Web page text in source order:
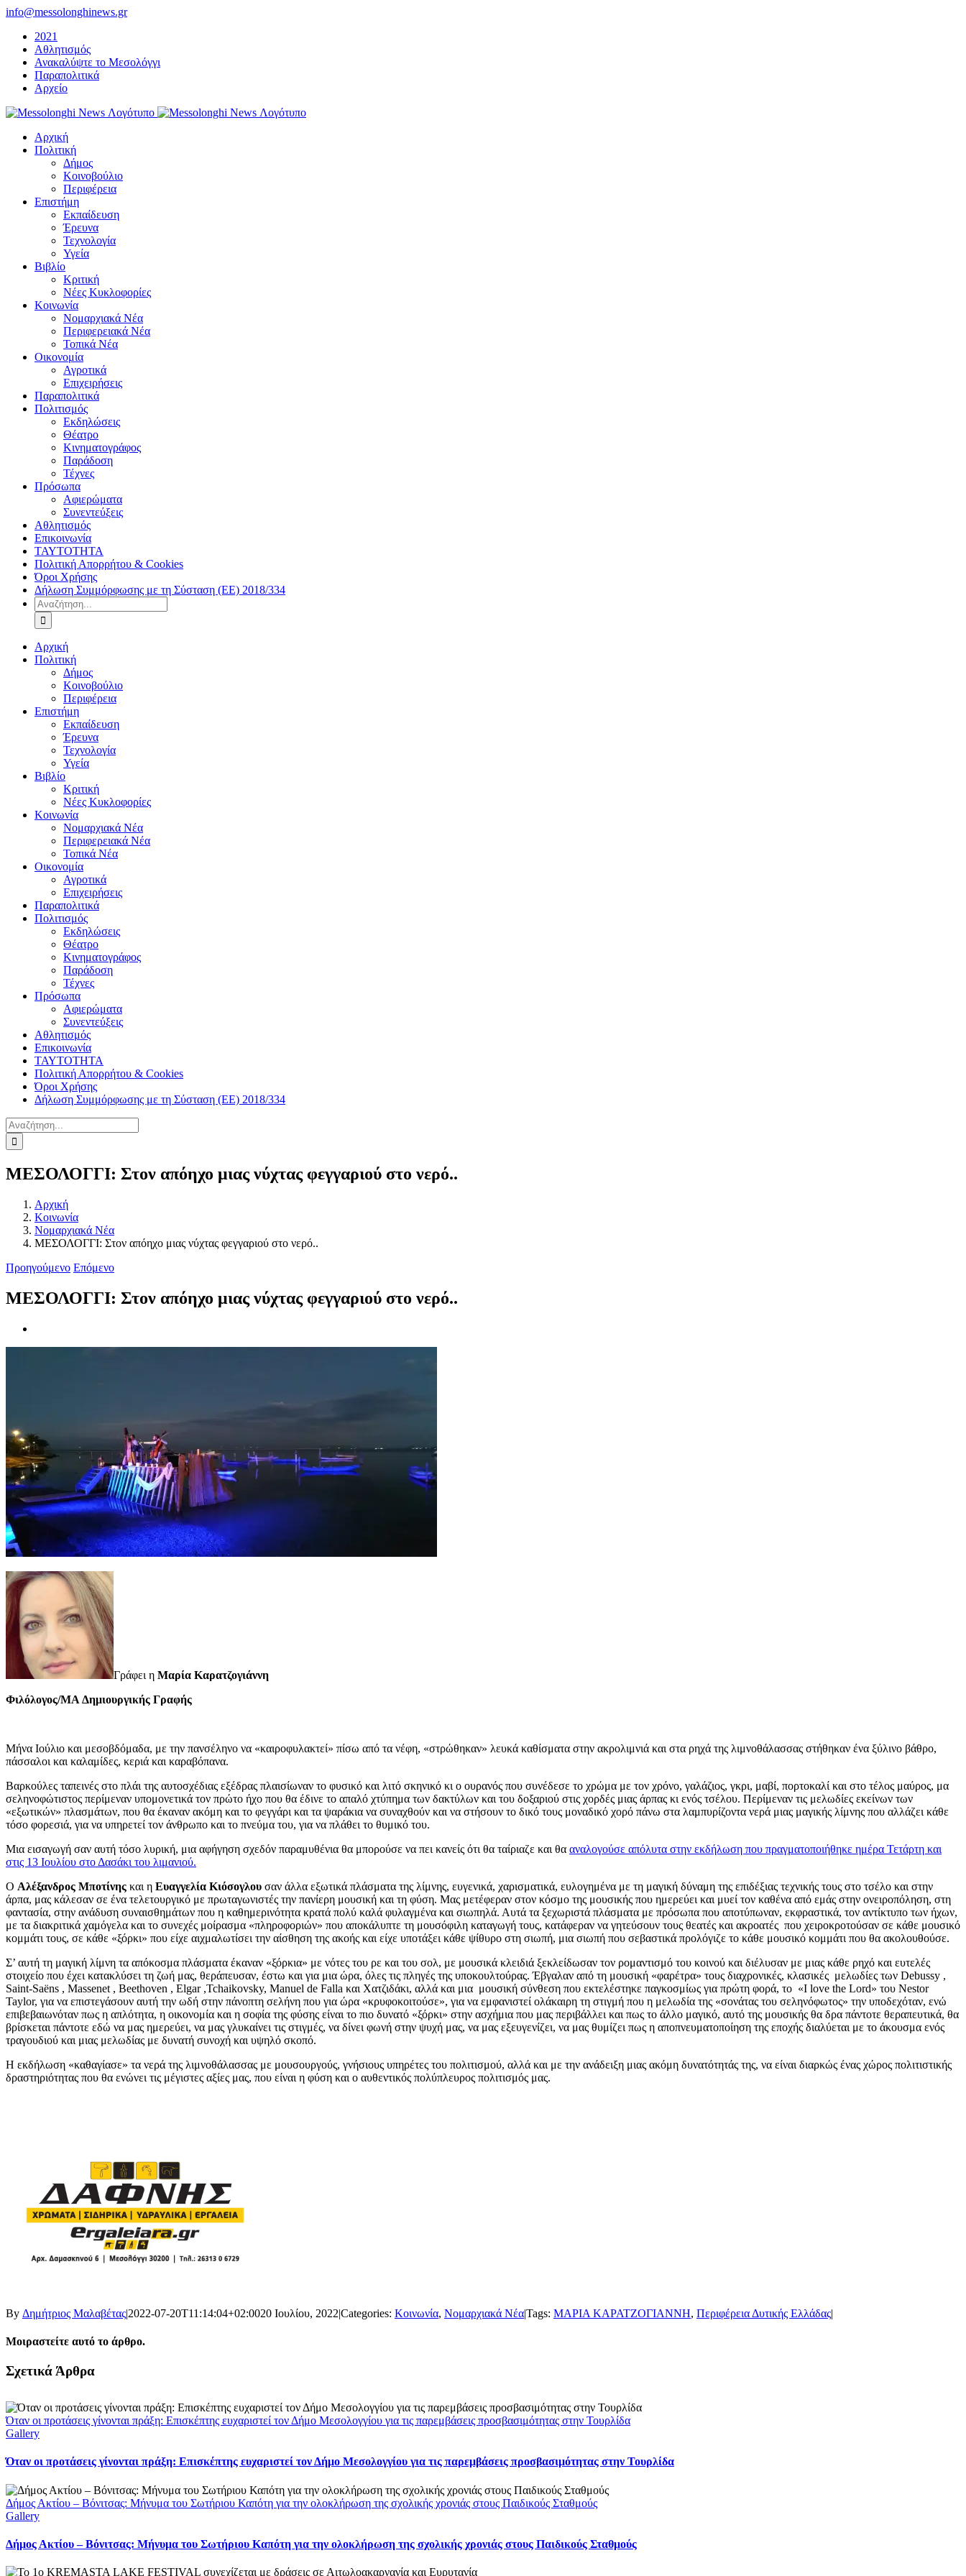
Μετάβαση
περιεχόμενο
info@messolonghinews.gr
2021
Αθλητισμός
Ανακαλύψτε το Μεσολόγγι
Παραπολιτικά
Αρχείο
Αρχική
Πολιτική
Δήμος
Κοινοβούλιο
Περιφέρεια
Επιστήμη
Εκπαίδευση
Έρευνα
Τεχνολογία
Υγεία
Βιβλίο
Κριτική
Νέες Κυκλοφορίες
Κοινωνία
Νομαρχιακά Νέα
Περιφερειακά Νέα
Τοπικά Νέα
Οικονομία
Αγροτικά
Επιχειρήσεις
Παραπολιτικά
Πολιτισμός
Εκδηλώσεις
Θέατρο
Κινηματογράφος
Παράδοση
Τέχνες
Πρόσωπα
Αφιερώματα
Συνεντεύξεις
Αθλητισμός
Επικοινωνία
ΤΑΥΤΟΤΗΤΑ
Πολιτική Απορρήτου & Cookies
Όροι Χρήσης
Δήλωση Συμμόρφωσης με τη Σύσταση (ΕΕ) 2018/334
Αναζήτηση
για:
Αρχική
Πολιτική
Δήμος
Κοινοβούλιο
Περιφέρεια
Επιστήμη
Εκπαίδευση
Έρευνα
Τεχνολογία
Υγεία
Βιβλίο
Κριτική
Νέες Κυκλοφορίες
Κοινωνία
Νομαρχιακά Νέα
Περιφερειακά Νέα
Τοπικά Νέα
Οικονομία
Αγροτικά
Επιχειρήσεις
Παραπολιτικά
Πολιτισμός
Εκδηλώσεις
Θέατρο
Κινηματογράφος
Παράδοση
Τέχνες
Πρόσωπα
Αφιερώματα
Συνεντεύξεις
Αθλητισμός
Επικοινωνία
ΤΑΥΤΟΤΗΤΑ
Πολιτική Απορρήτου & Cookies
Όροι Χρήσης
Δήλωση Συμμόρφωσης με τη Σύσταση (ΕΕ) 2018/334
Αναζήτηση
για:
ΜΕΣΟΛΟΓΓΙ: Στον απόηχο μιας νύχτας φεγγαριού στο νερό..
Αρχική
Κοινωνία
Νομαρχιακά Νέα
ΜΕΣΟΛΟΓΓΙ: Στον απόηχο μιας νύχτας φεγγαριού στο νερό..
Προηγούμενο Επόμενο
ΜΕΣΟΛΟΓΓΙ: Στον απόηχο μιας νύχτας φεγγαριού στο νερό..
Γράφει η Μαρία Καρατζογιάννη
Φιλόλογος/MA Δημιουργικής Γραφής
Μήνα Ιούλιο και μεσοβδόμαδα, με την πανσέληνο να «καιροφυλακτεί» πίσω από τα νέφη, «στρώθηκαν» λευκά καθίσματα στην ακρολιμνιά και στα ρηχά της λιμνοθάλασσας στήθηκαν ένα ξύλινο βάθρο,
πάσσαλοι και καλαμίδες, κεριά και καραβόπανα.
Βαρκούλες ταπεινές στο πλάι της αυτοσχέδιας εξέδρας πλαισίωναν το φυσικό και λιτό σκηνικό κι ο ουρανός που συνέδεσε το χρώμα με τον χρόνο, γαλάζιος, γκρι, μαβί, πορτοκαλί και στο τέλος μαύρος, μα
σεληνοφώτιστος περίμεναν υπομονετικά τον πρώτο ήχο που θα έδινε το απαλό χτύπημα των δακτύλων και του δοξαριού στις χορδές μιας άρπας κι ενός τσέλου. Περίμεναν τις μελωδίες εκείνων των
«εξωτικών» πλασμάτων, που θα έκαναν ακόμη και το φεγγάρι και τα ψαράκια να συναχθούν και να στήσουν το δικό τους μοναδικό χορό πάνω στα λαμπυρίζοντα νερά μιας μαγικής λίμνης που αλλάζει κάθε
τόσο φορεσιά, για να υπηρετεί τον άνθρωπο και το πνεύμα του, για να πλάθει το θυμικό του.
Μια εισαγωγή σαν αυτή τόσο λυρική, μια αφήγηση σχεδόν παραμυθένια θα μπορούσε να πει κανείς ότι θα ταίριαζε και θα αναλογούσε απόλυτα στην εκδήλωση που πραγματοποιήθηκε ημέρα Τετάρτη και
στις 13 Ιουλίου στο Δασάκι του λιμανιού.
Ο Αλέξανδρος Μποτίνης και η Ευαγγελία Κιόσογλου σαν άλλα εξωτικά πλάσματα της λίμνης, ευγενικά, χαρισματικά, ευλογημένα με τη μαγική δύναμη της επιδέξιας τεχνικής τους στο τσέλο και στην
άρπα, μας κάλεσαν σε ένα τελετουργικό με πρωταγωνιστές την πανίερη μουσική και τη φύση. Μας μετέφεραν στον κόσμο της μουσικής που ημερεύει και μυεί τον καθένα από εμάς στην ονειροπόληση, στη
φαντασία, στην ανάδυση συναισθημάτων που η καθημερινότητα κρατά πολύ καλά φυλαγμένα και σιωπηλά. Αυτά τα ξεχωριστά πλάσματα με πρόσωπα που αποτύπωναν, εκφραστικά, τον αντίκτυπο των ήχων,
με τα διακριτικά χαμόγελα και το συνεχές μοίρασμα «πληροφοριών» που αποκάλυπτε τη μουσόφιλη καταγωγή τους, κατάφεραν να γητεύσουν τους θεατές και ακροατές που χειροκροτούσαν σε κάθε μουσικό
κομμάτι τους, σε κάθε «ξόρκι» που είχε αιχμαλωτίσει την αίσθηση της ακοής και είχε υποτάξει κάθε ψίθυρο στη σιωπή, μια σιωπή που σεβαστικά προλόγιζε το κάθε μουσικό κομμάτι που θα ακολουθούσε.
Σ’ αυτή τη μαγική λίμνη τα απόκοσμα πλάσματα έκαναν «ξόρκια» με νότες του ρε και του σολ, με μουσικά κλειδιά ξεκλείδωσαν τον ρομαντισμό του κοινού και διέλυσαν με μιας κάθε ρηχό και ευτελές
στοιχείο που έχει κατακλύσει τη ζωή μας, θεράπευσαν, έστω και για μια ώρα, όλες τις πληγές της υποκουλτούρας. Έβγαλαν από τη μουσική «φαρέτρα» τους διαχρονικές, κλασικές μελωδίες των Debussy ,
Saint-Saëns , Massenet , Beethoven , Elgar ,Tchaikovsky, Manuel de Falla και Χατζιδάκι, αλλά και μια μουσική σύνθεση που εκτελέστηκε παγκοσμίως για πρώτη φορά, το «I love the Lord» του Nestor
Taylor, για να επιστεγάσουν αυτή την ωδή στην πάνοπτη σελήνη που για ώρα «κρυφοκοιτούσε», για να εμφανιστεί ολάκαιρη τη στιγμή που η μελωδία της «σονάτας του σεληνόφωτος» την υποδεχόταν, ενώ
επιβεβαιωνόταν πως η απλότητα, η οικονομία και η σοφία της φύσης είναι το πιο δυνατό «ξόρκι» στην ασχήμια που μας περιβάλλει και πως το άλλο μαγικό, αυτό της μουσικής θα δρα πάντοτε θεραπευτικά, θα
βρίσκεται πάντοτε εδώ να μας ημερεύει, να μας γλυκαίνει τις στιγμές, να δίνει φωνή στην ψυχή μας, να μας εξευγενίζει, να μας θυμίζει πως η αποπνευματοποίηση της εποχής διαλύεται με το άκουσμα ενός
τραγουδιού και μιας μελωδίας με δυνατή συνοχή και υψηλό σκοπό.
Η εκδήλωση «καθαγίασε» τα νερά της λιμνοθάλασσας με μουσουργούς, γνήσιους υπηρέτες του πολιτισμού, αλλά και με την ανάδειξη μιας ακόμη δυνατότητάς της, να είναι διαρκώς ένας χώρος πολιτιστικής
δραστηριότητας που θα ενώνει τις μέγιστες αξίες μας, που είναι η φύση και ο αυθεντικός πολύπλευρος πολιτισμός μας.
By Δημήτριος Μαλαβέτας|2022-07-20T11:14:04+02:0020 Ιουλίου, 2022|Categories: Κοινωνία, Νομαρχιακά Νέα|Tags: ΜΑΡΙΑ ΚΑΡΑΤΖΟΓΙΑΝΝΗ, Περιφέρεια Δυτικής Ελλάδας|
Μοιραστείτε αυτό το άρθρο.
Facebook
X
LinkedIn
WhatsApp
Email
Σχετικά Άρθρα
Όταν οι προτάσεις γίνονται πράξη: Επισκέπτης ευχαριστεί τον Δήμο Μεσολογγίου για τις παρεμβάσεις προσβασιμότητας στην Τουρλίδα
Gallery
Όταν οι προτάσεις γίνονται πράξη: Επισκέπτης ευχαριστεί τον Δήμο Μεσολογγίου για τις παρεμβάσεις προσβασιμότητας στην Τουρλίδα
Δήμος Ακτίου – Βόνιτσας: Μήνυμα του Σωτήριου Καπότη για την ολοκλήρωση της σχολικής χρονιάς στους Παιδικούς Σταθμούς
Gallery
Δήμος Ακτίου – Βόνιτσας: Μήνυμα του Σωτήριου Καπότη για την ολοκλήρωση της σχολικής χρονιάς στους Παιδικούς Σταθμούς